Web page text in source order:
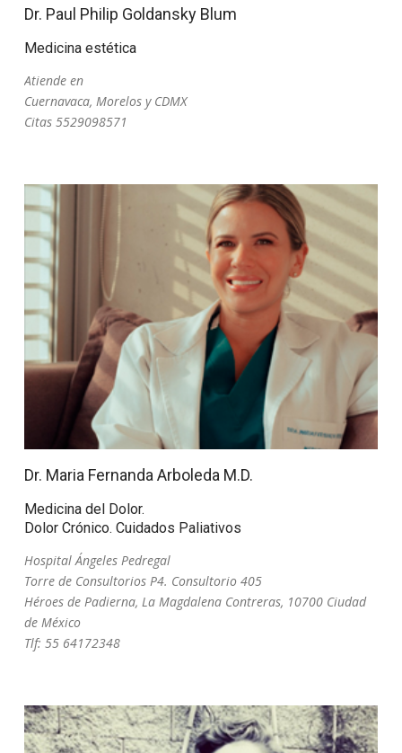
Dr. Paul Philip Goldansky Blum
Medicina estética
Atiende en
Cuernavaca, Morelos y CDMX
Citas 5529098571
Dr. Maria Fernanda Arboleda M.D.
Medicina del Dolor.
Dolor Crónico. Cuidados Paliativos
Hospital Ángeles Pedregal
Torre de Consultorios P4. Consultorio 405
Héroes de Padierna, La Magdalena Contreras, 10700 Ciudad
de México
Tlf: 55 64172348